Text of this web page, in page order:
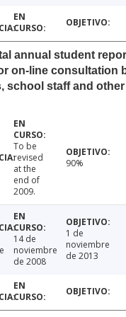
annual student
on-line consultation
school staff and
To be
revised
at the
end of
2009.
90%
14 de
noviembre
de 2008
1 de
noviembre
de 2013